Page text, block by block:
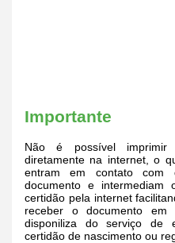
Importante
Não é possível
diretamente na internet, o
entram em contato com
documento e
certidão pela internet
receber o documento
disponiliza do serviço de
certidão de nascimento ou